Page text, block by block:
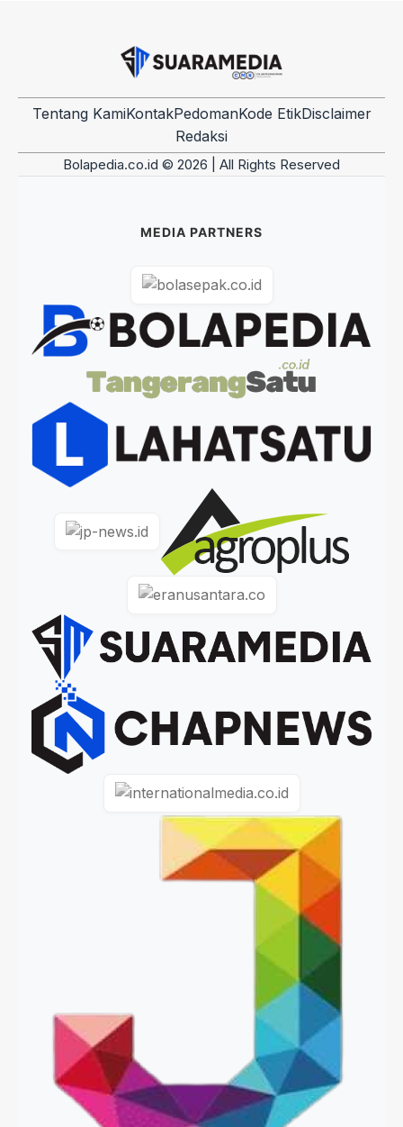
Tentang KamiKontakPedomanKode EtikDisclaimer
Redaksi
Bolapedia.co.id © 2026 | All Rights Reserved
MEDIA PARTNERS